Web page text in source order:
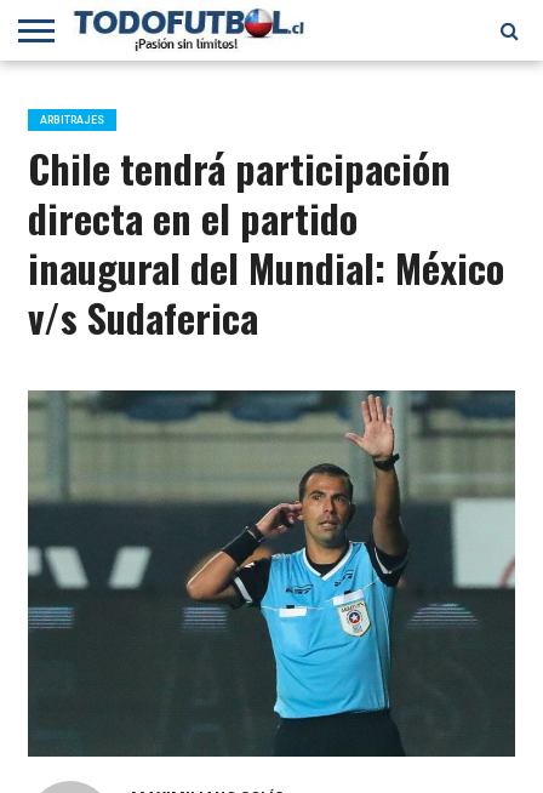
PRIMERA
B
SELECCIÓN
CHILENA
CHILENOS
EN EL
MUNDO
FÚTBOL
INTERNACIONAL
ARBITRAJES
Chile tendrá participación
directa en el partido
inaugural del Mundial: México
v/s Sudaferica